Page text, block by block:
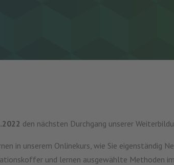
den nächsten Durchgang unserer
in unserem Onlinekurs, wie Sie eigenständig
und lernen ausgewählte Methoden